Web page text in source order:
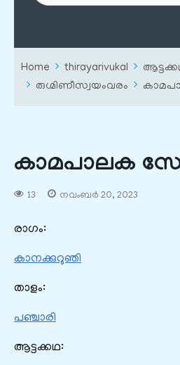
Home thirayarivukal
രുഗ്മിണീസ്വയംവരം
കാമപാലക
13 നവംബർ 20, 2023
രാഗം:
കാനക്കുറുഞി
താളം:
പഞ്ചാരി
ആട്ടക്കഥ: